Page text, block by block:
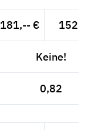
181,-- € 152,10 €
Keine!
0,82